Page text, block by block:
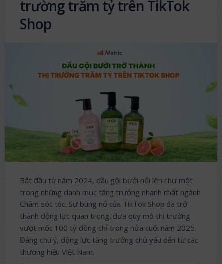
trường trăm tỷ trên TikTok
Shop
Bắt đầu từ năm 2024, dầu gội bưởi nổi lên như một
trong những danh mục tăng trưởng nhanh nhất ngành
Chăm sóc tóc. Sự bùng nổ của TikTok Shop đã trở
thành động lực quan trọng, đưa quy mô thị trường
vượt mốc 100 tỷ đồng chỉ trong nửa cuối năm 2025.
Đáng chú ý, động lực tăng trưởng chủ yếu đến từ các
thương hiệu Việt Nam.